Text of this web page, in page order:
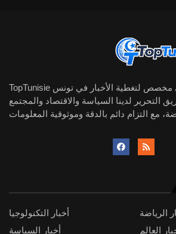
TopTunisie هو موقع إعلامي رقمي مخصص لتغطية الأخبار في تونس
التحرير لدينا السياسة والاقتصاد والمجتمع
أخبار التكنولوجيا
الرياضة
أخبار السياسة
العالم